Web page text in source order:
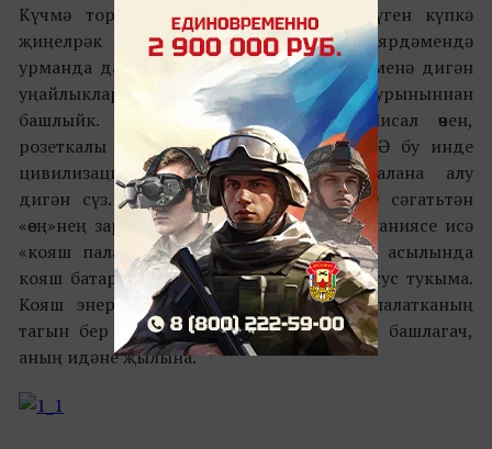
Күчмә тормыш рәвешен алып бару бүген күпкә
җиңелрәк булыр иде. Чөнки гаджетлар ярдәмендә
урманда да, далада да үзеңә яшәү өчен менә дигән
уңайлыклар тудырырга мөмкин. Тору урыныннан
башлыйк. Бу очракта палаткадан. Мисал өчен,
розеткалы палатка сатып алырга була. Ә бу инде
цивилизация «җимешләре»ннән файдалана алу
дигән сүз. Ләкин бик озакка түгел, 20 сәгатьтән
«өең»нең зарядкасы бетәчәк. Orange компаниясе исә
«кояш палаткасы»н тәкъдим итә. Аның асылында
кояш батареялы җепләрдән ясалган махсус тукыма.
Кояш энергиясен файдаланудан тыш, палатканың
тагын бер зур өстенлеге бар – көн суыта башлагач,
аның идәне җылына.